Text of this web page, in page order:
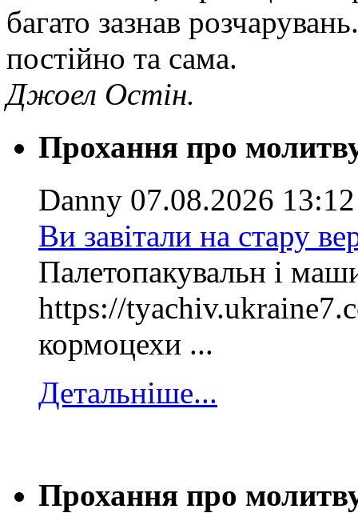
багато зазнав
постійно та сама.
Джоел Остін.
Прохання про
Danny 07.08.2026 13:12
Ви завітали на стару
Палетопакувальн і
https://
кормоцехи ...
Детальніше...
Прохання про